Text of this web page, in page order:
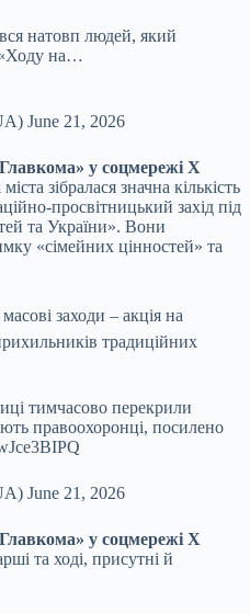
натовп людей, який
«Ходу на…
June 21, 2026
у соцмережі Х
зібралася значна кількість
просвітницький захід під
та України». Вони
«сімейних цінностей» та
заходи – акція на
традиційних
тимчасово перекрили
правоохоронці, посилено
June 21, 2026
у соцмережі Х
та ході, присутні й